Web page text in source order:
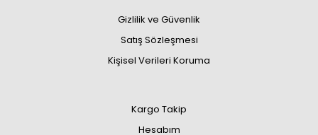
Gizlilik ve Güvenlik
Satış Sözleşmesi
Kişisel Verileri Koruma
Kargo Takip
Hesabım